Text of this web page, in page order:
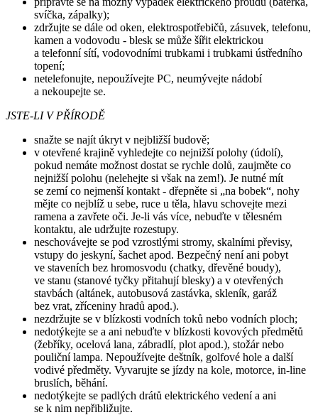
svíčka, zápalky);
zdržujte se dále od oken, elektrospotřebičů, zásuvek, telefonu,
kamen a vodovodu - blesk se může šířit elektrickou
a telefonní sítí, vodovodními trubkami i trubkami ústředního
topení;
netelefonujte, nepoužívejte PC, neumývejte nádobí
a nekoupejte se.
JSTE-LI V PŘÍRODĚ
snažte se najít úkryt v nejbližší budově;
v otevřené krajině vyhledejte co nejnižší polohy (údolí),
pokud nemáte možnost dostat se rychle dolů, zaujměte co
nejnižší polohu (nelehejte si však na zem!). Je nutné mít
se zemí co nejmenší kontakt - dřepněte si „na bobek“, nohy
mějte co nejblíž u sebe, ruce u těla, hlavu schovejte mezi
ramena a zavřete oči. Je-li vás více, nebuďte v tělesném
kontaktu, ale udržujte rozestupy.
neschovávejte se pod vzrostlými stromy, skalními převisy,
vstupy do jeskyní, šachet apod. Bezpečný není ani pobyt
ve staveních bez hromosvodu (chatky, dřevěné boudy),
ve stanu (stanové tyčky přitahují blesky) a v otevřených
stavbách (altánek, autobusová zastávka, skleník, garáž
bez vrat, zříceniny hradů apod.).
nezdržujte se v blízkosti vodních toků nebo vodních ploch;
nedotýkejte se a ani nebuďte v blízkosti kovových předmětů
(žebříky, ocelová lana, zábradlí, plot apod.), stožár nebo
pouliční lampa. Nepoužívejte deštník, golfové hole a další
vodivé předměty. Vyvarujte se jízdy na kole, motorce, in-line
bruslích, běhání.
nedotýkejte se padlých drátů elektrického vedení a ani
se k nim nepřibližujte.